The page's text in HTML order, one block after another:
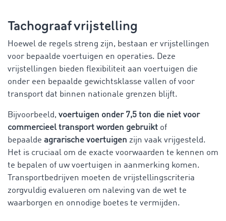
Tachograaf vrijstelling
Hoewel de regels streng zijn, bestaan er vrijstellingen
voor bepaalde voertuigen en operaties. Deze
vrijstellingen bieden flexibiliteit aan voertuigen die
onder een bepaalde gewichtsklasse vallen of voor
transport dat binnen nationale grenzen blijft.
Bijvoorbeeld, voertuigen onder 7,5 ton die niet voor
commercieel transport worden gebruikt of
bepaalde agrarische voertuigen zijn vaak vrijgesteld.
Het is cruciaal om de exacte voorwaarden te kennen om
te bepalen of uw voertuigen in aanmerking komen.
Transportbedrijven moeten de vrijstellingscriteria
zorgvuldig evalueren om naleving van de wet te
waarborgen en onnodige boetes te vermijden.